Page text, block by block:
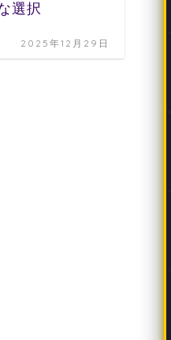
選択
2025年12月29日